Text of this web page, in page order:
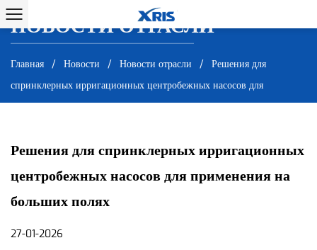
НОВОСТИ ОТРАСЛИ
Главная / Новости / Новости отрасли / Решения для
спринклерных ирригационных центробежных насосов для
применения на больших полях
Решения для спринклерных ирригационных
центробежных насосов для применения на
больших полях
27-01-2026